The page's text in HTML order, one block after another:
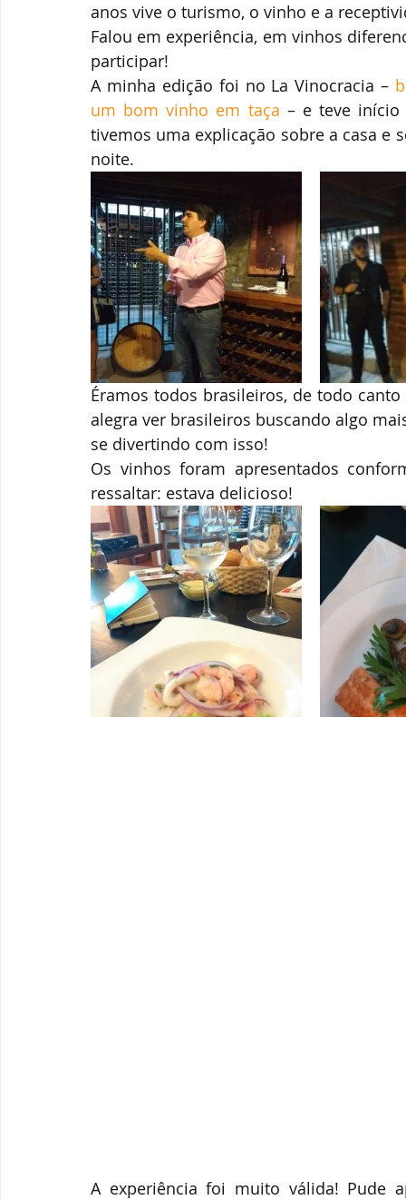
anos vive o turismo, o vinho e a
Falou em experiência, em vinhos
participar!
A minha edição foi no La Vinocracia –
um bom vinho em taça – e teve início
tivemos uma explicação sobre a casa e
noite.
Éramos todos brasileiros, de todo
alegra ver brasileiros buscando algo
se divertindo com isso!
Os vinhos foram apresentados
ressaltar: estava delicioso!
A experiência foi muito válida! Pude